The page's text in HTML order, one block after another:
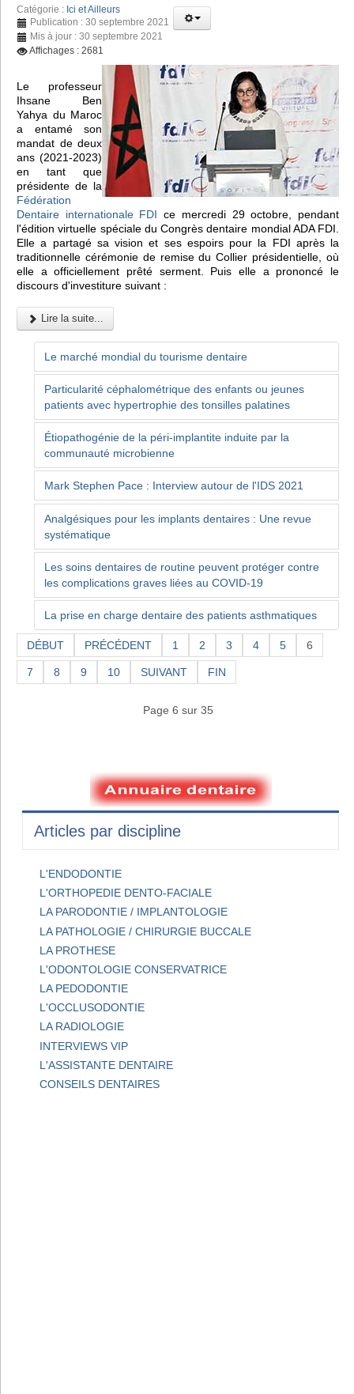
Catégorie : Ici et Ailleurs
Publication : 30 septembre 2021
Mis à jour : 30 septembre 2021
Affichages : 2681
Le professeur
Ihsane Ben
Yahya du Maroc
a entamé son
mandat de deux
ans (2021-2023)
en tant que
présidente de la
Fédération
Dentaire internationale FDI ce mercredi 29 octobre, pendant
l'édition virtuelle spéciale du Congrès dentaire mondial ADA FDI.
Elle a partagé sa vision et ses espoirs pour la FDI après la
traditionnelle cérémonie de remise du Collier présidentielle, où
elle a officiellement prêté serment. Puis elle a prononcé le
discours d'investiture suivant :
Lire la suite...
Le marché mondial du tourisme dentaire
Particularité céphalométrique des enfants ou jeunes
patients avec hypertrophie des tonsilles palatines
Étiopathogénie de la péri-implantite induite par la
communauté microbienne
Mark Stephen Pace : Interview autour de l'IDS 2021
Analgésiques pour les implants dentaires : Une revue
systématique
Les soins dentaires de routine peuvent protéger contre
les complications graves liées au COVID-19
La prise en charge dentaire des patients asthmatiques
DÉBUT PRÉCÉDENT 1 2 3 4 5 6
7 8 9 10 SUIVANT FIN
Page 6 sur 35
Articles par discipline
L'ENDODONTIE
L'ORTHOPEDIE DENTO-FACIALE
LA PARODONTIE / IMPLANTOLOGIE
LA PATHOLOGIE / CHIRURGIE BUCCALE
LA PROTHESE
L'ODONTOLOGIE CONSERVATRICE
LA PEDODONTIE
L'OCCLUSODONTIE
LA RADIOLOGIE
INTERVIEWS VIP
L'ASSISTANTE DENTAIRE
CONSEILS DENTAIRES